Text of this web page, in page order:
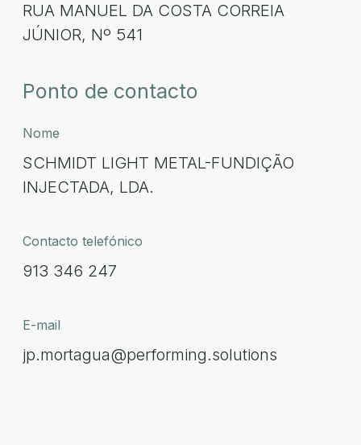
RUA MANUEL DA COSTA CORREIA
JÚNIOR, Nº 541
Ponto de contacto
Nome
SCHMIDT LIGHT METAL-FUNDIÇÃO
INJECTADA, LDA.
Contacto telefónico
913 346 247
E-mail
jp.mortagua@performing.solutions